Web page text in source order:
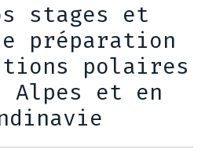
stages et
préparation
polaires
Alpes et en